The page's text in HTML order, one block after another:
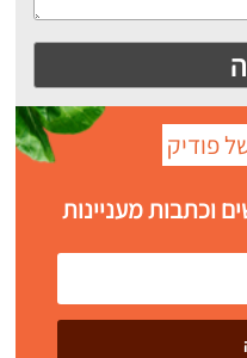
פודיק
וכתבות מעניינות